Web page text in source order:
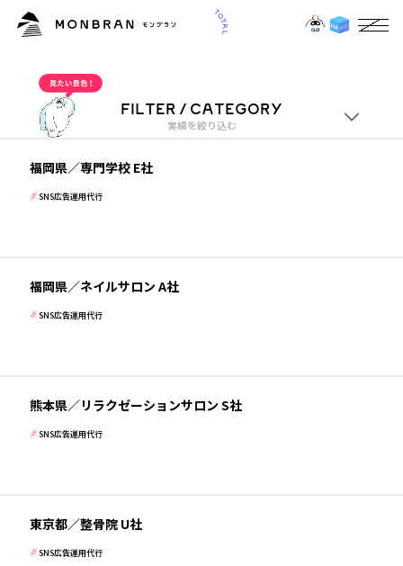
CATEGORY
OUR WORKS
FILTER / CATEGORY
実績を絞り込む
ジャンル
すべて
福岡県／専門学校 E社
SNS広告運用代行
福岡県／ネイルサロン A社
SNS広告運用代行
熊本県／リラクゼーションサロン S社
SNS広告運用代行
東京都／整骨院 U社
SNS広告運用代行